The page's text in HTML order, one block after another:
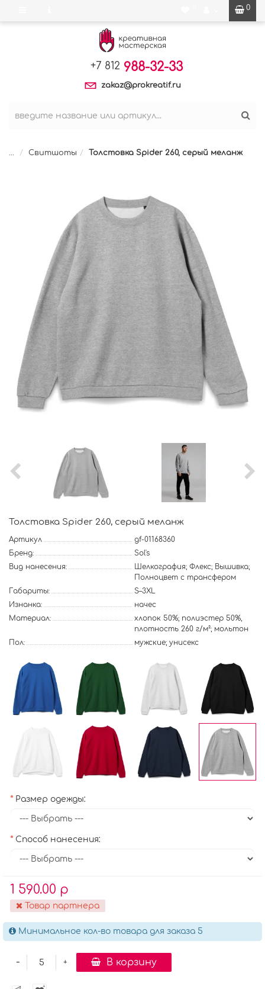
0
+7 812 988-32-33
zakaz@prokreatif.ru
... Свитшоты Толстовка Spider 260, серый меланж
Толстовка Spider 260, серый меланж
Артикул
gf-01168360
Бренд:
Sol's
Вид нанесения:
Шелкография; Флекс; Вышивка;
Полноцвет с трансфером
Габариты:
S–3XL
Изнанка:
начес
Материал:
хлопок 50%; полиэстер 50%,
плотность 260 г/м²; мольтон
Пол:
мужские; унисекс
Размер одежды:
Способ нанесения:
1 590.00 р
Товар партнера
Минимальное кол-во товара для заказа 5
+
- В корзину